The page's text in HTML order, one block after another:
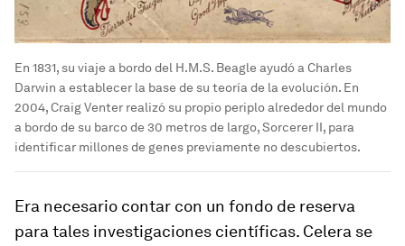
En 1831, su viaje a bordo del H.M.S. Beagle ayudó a Charles
Darwin a establecer la base de su teoría de la evolución. En
2004, Craig Venter realizó su propio periplo alrededor del mundo
a bordo de su barco de 30 metros de largo, Sorcerer II, para
identificar millones de genes previamente no descubiertos.
Era necesario contar con un fondo de reserva
para tales investigaciones científicas. Celera se